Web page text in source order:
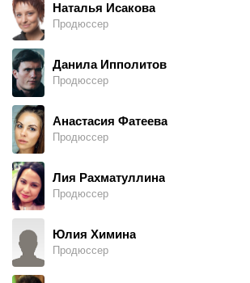
Наталья Исакова
Продюссер
Данила Ипполитов
Продюссер
Анастасия Фатеева
Продюссер
Лия Рахматуллина
Продюссер
Юлия Химина
Продюссер